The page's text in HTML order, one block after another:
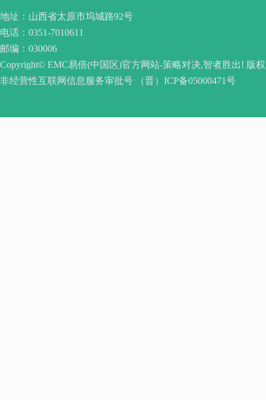
地址：山西省太原市坞城路92号
电话：0351-7010611
邮编：030006
Copyright© EMC易倍(中国区)官方网站-策略对决,智者胜出! 版
非经营性互联网信息服务审批号 （晋）ICP备05000471号